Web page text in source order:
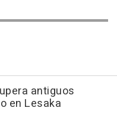
antiguos
en Lesaka